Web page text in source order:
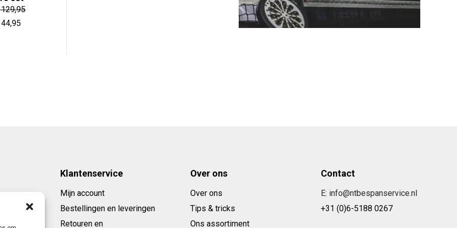
€ 39,95.
44,95
Klantenservice
Mijn account
Bestellingen en leveringen
Retouren en
Over ons
Over ons
Tips & tricks
Ons assortiment
Contact
E: info@ntbespanservice.nl
+31 (0)6-5188 0267